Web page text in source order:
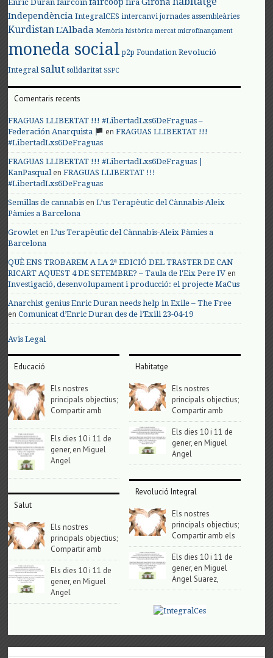
Enric Duran faircoin faircoop fira Girona
Independència IntegralCES intercanvi jornades assembleàries
KurdistanL'Albada Memòria històrica mercat microfinançament
moneda social p2p Foundation Revolució
Integral salut solidaritat SSPC
Comentaris recents
FRAGUAS LLIBERTAT !!! #LibertadLxs6DeFraguas –
Federación Anarquista
enFRAGUAS LLIBERTAT !!!
#LibertadLxs6DeFraguas
FRAGUAS LLIBERTAT !!! #LibertadLxs6DeFraguas |
KanPasqualenFRAGUAS LLIBERTAT !!!
#LibertadLxs6DeFraguas
Semillas de cannabis enL’us Terapèutic del Cànnabis-Aleix
Pàmies a Barcelona
Growlet enL’us Terapèutic del Cànnabis-Aleix Pàmies a
Barcelona
QUÈ ENS TROBAREM A LA 2ª EDICIÓ DEL TRASTER DE CAN
RICART AQUEST 4 DE SETEMBRE? – Taula de l'Eix Pere IV en
Investigació, desenvolupament i producció: el projecte MaCus
Anarchist genius Enric Duran needs help in Exile – The Free
enComunicat d’Enric Duran des de l’Exili 23-04-19
Avis Legal
Educació
Els nostres
principals objectius;
Compartir amb
Els dies 10 i 11 de
gener, en Miguel
Angel
Salut
Els nostres
principals objectius;
Compartir amb
Els dies 10 i 11 de
gener, en Miguel
Angel
Habitatge
Els nostres
principals objectius;
Compartir amb
Els dies 10 i 11 de
gener, en Miguel
Angel
Revolució Integral
Els nostres
principals objectius;
Compartir amb els
Els dies 10 i 11 de
gener, en Miguel
Angel Suarez,